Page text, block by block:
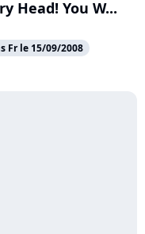
Head! You W...
Fr le 15/09/2008